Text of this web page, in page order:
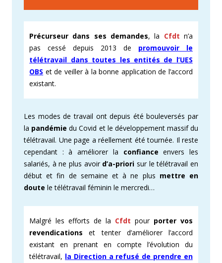
Précurseur dans ses demandes, la Cfdt n’a
pas cessé depuis 2013 de promouvoir le
télétravail dans toutes les entités de l’UES
OBS et de veiller à la bonne application de l’accord
existant.
Les modes de travail ont depuis été bouleversés par
la pandémiedu Covid et le développement massif du
télétravail. Une page a réellement été tournée. Il reste
cependant : à améliorer la confianceenvers les
salariés, à ne plus avoir d’a-priori sur le télétravail en
début et fin de semaine et à ne plus mettre en
doute le télétravail féminin le mercredi…
Malgré les efforts de la Cfdt pour porter vos
revendicationset tenter d’améliorer l’accord
existant en prenant en compte l’évolution du
télétravail, la Direction a refusé de prendre en